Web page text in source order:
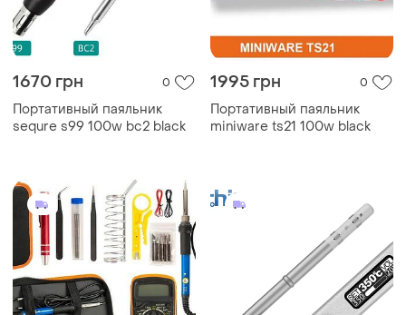
1670 грн 0
Портативный паяльник
sequre s99 100w bc2 black
1995 грн 0
Портативный паяльник
miniware ts21 100w black